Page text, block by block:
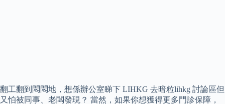
翻工翻到悶悶地，想係辦公室睇下 LIHKG 去暗粒lihkg 討論區但
又怕被同事、老闆發現？ 當然，如果你想獲得更多門診保障，